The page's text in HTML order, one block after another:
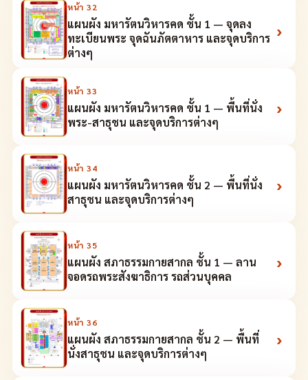
หน้า 32
แผนผัง มหารัตนวิหารคด ชั้น 1 — จุดลง
ทะเบียนพระ จุดฉันภัตตาหาร และจุดบริการ
ต่างๆ
›
หน้า 33
แผนผัง มหารัตนวิหารคด ชั้น 1 — พื้นที่นั่ง
พระ-สาธุชน และจุดบริการต่างๆ
›
หน้า 34
แผนผัง มหารัตนวิหารคด ชั้น 2 — พื้นที่นั่ง
สาธุชน และจุดบริการต่างๆ
›
หน้า 35
แผนผัง สภาธรรมกายสากล ชั้น 1 — ลาน
จอดรถพระสังฆาธิการ รถส่วนบุคคล
›
หน้า 36
แผนผัง สภาธรรมกายสากล ชั้น 2 — พื้นที่
นั่งสาธุชน และจุดบริการต่างๆ
›